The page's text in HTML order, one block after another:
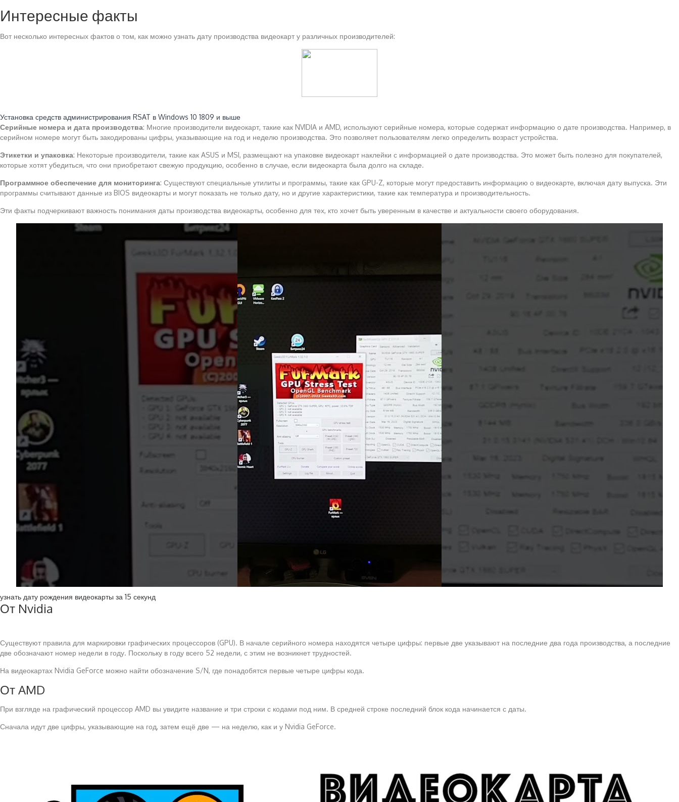
Интересные факты
Вот несколько интересных фактов о том, как можно узнать дату производства видеокарт у различных производителей:
Установка средств администрирования RSAT в Windows 10 1809 и выше
Серийные номера и дата производства: Многие производители видеокарт, такие как NVIDIA и AMD, используют серийные номера, которые содержат информацию о дате производства. Например, в
серийном номере могут быть закодированы цифры, указывающие на год и неделю производства. Это позволяет пользователям легко определить возраст устройства.
Этикетки и упаковка: Некоторые производители, такие как ASUS и MSI, размещают на упаковке видеокарт наклейки с информацией о дате производства. Это может быть полезно для покупателей,
которые хотят убедиться, что они приобретают свежую продукцию, особенно в случае, если видеокарта была долго на складе.
Программное обеспечение для мониторинга: Существуют специальные утилиты и программы, такие как GPU-Z, которые могут предоставить информацию о видеокарте, включая дату выпуска. Эти
программы считывают данные из BIOS видеокарты и могут показать не только дату, но и другие характеристики, такие как температура и производительность.
Эти факты подчеркивают важность понимания даты производства видеокарты, особенно для тех, кто хочет быть уверенным в качестве и актуальности своего оборудования.
узнать дату рождения видеокарты за 15 секунд
От Nvidia
Существуют правила для маркировки графических процессоров (GPU). В начале серийного номера находятся четыре цифры: первые две указывают на последние два года производства, а последние
две обозначают номер недели в году. Поскольку в году всего 52 недели, с этим не возникнет трудностей.
На видеокартах Nvidia GeForce можно найти обозначение S/N, где понадобятся первые четыре цифры кода.
От AMD
При взгляде на графический процессор AMD вы увидите название и три строки с кодами под ним. В средней строке последний блок кода начинается с даты.
Сначала идут две цифры, указывающие на год, затем ещё две — на неделю, как и у Nvidia GeForce.